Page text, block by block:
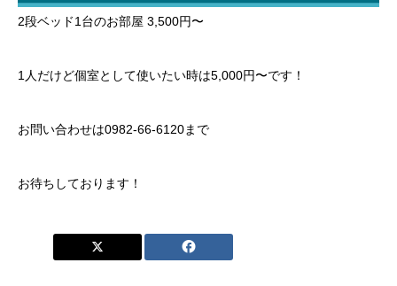
2段ベッド1台のお部屋 3,500円〜
1人だけど個室として使いたい時は5,000円〜です！
お問い合わせは0982-66-6120まで
お待ちしております！